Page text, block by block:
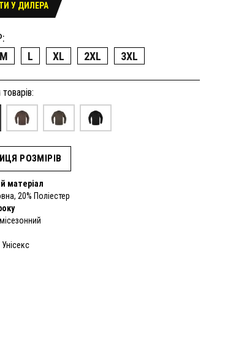
У ДИЛЕРА
M L XL 2XL 3XL
РОЗМІРІВ
матеріал
20% Поліестер
Унісекс